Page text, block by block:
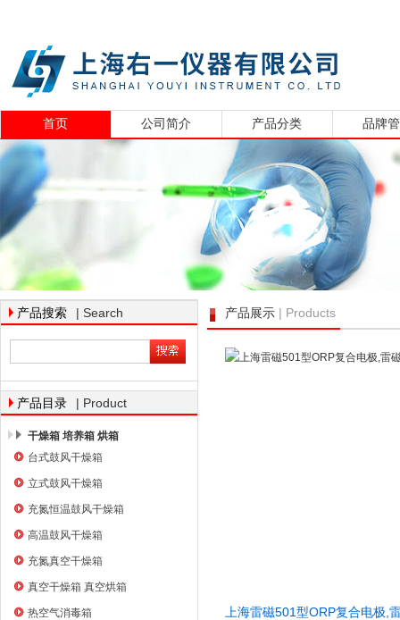
上海右一仪器有限公司
首页 公司简介 产品分类 品牌
产品搜索 | Search
产品目录 | Product
干燥箱 培养箱 烘箱
台式鼓风干燥箱
立式鼓风干燥箱
充氮恒温鼓风干燥箱
高温鼓风干燥箱
充氮真空干燥箱
真空干燥箱 真空烘箱
热空气消毒箱
产品展示 | Products
上海雷磁501型ORP复合电极,